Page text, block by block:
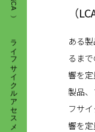
ライフサイクルアセスメント（LCA）
（
ある
るま
響を定
製品
フサ
響を